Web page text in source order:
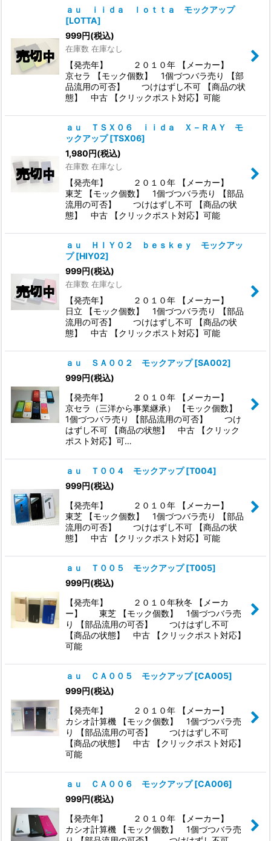
ａｕ ｉｉｄａ ｌｏｔｔａ モックアップ
[LOTTA]
999円(税込)
在庫数 在庫なし
【発売年】 ２０１０年 【メーカー】
京セラ 【モック個数】 1個づつバラ売り 【部
品流用の可否】 つけはずし不可 【商品の状
態】 中古 【クリックポスト対応】可能
ａｕ ＴＳＸ０６ ｉｉｄａ Ｘ－ＲＡＹ モ
ックアップ [TSX06]
1,980円(税込)
在庫数 在庫なし
【発売年】 ２０１０年 【メーカー】
東芝 【モック個数】 1個づつバラ売り 【部品
流用の可否】 つけはずし不可 【商品の状
態】 中古 【クリックポスト対応】可能
ａｕ ＨＩＹ０２ ｂｅｓｋｅｙ モックアッ
プ [HIY02]
999円(税込)
在庫数 在庫なし
【発売年】 ２０１０年 【メーカー】
日立 【モック個数】 1個づつバラ売り 【部品
流用の可否】 つけはずし不可 【商品の状
態】 中古 【クリックポスト対応】可能
ａｕ ＳＡ００２ モックアップ [SA002]
999円(税込)
【発売年】 ２０１０年 【メーカー】
京セラ（三洋から事業継承） 【モック個数】
1個づつバラ売り 【部品流用の可否】 つけ
はずし不可 【商品の状態】 中古 【クリック
ポスト対応】可…
ａｕ Ｔ００４ モックアップ [T004]
999円(税込)
【発売年】 ２０１０年 【メーカー】
東芝 【モック個数】 1個づつバラ売り 【部品
流用の可否】 つけはずし不可 【商品の状
態】 中古 【クリックポスト対応】可能
ａｕ Ｔ００５ モックアップ [T005]
999円(税込)
【発売年】 ２０１０年秋冬 【メーカ
ー】 東芝 【モック個数】 1個づつバラ売
り 【部品流用の可否】 つけはずし不可
【商品の状態】 中古 【クリックポスト対応】
可能
ａｕ ＣＡ００５ モックアップ [CA005]
999円(税込)
【発売年】 ２０１０年 【メーカー】
カシオ計算機 【モック個数】 1個づつバラ売
り 【部品流用の可否】 つけはずし不可
【商品の状態】 中古 【クリックポスト対応】
可能
ａｕ ＣＡ００６ モックアップ [CA006]
999円(税込)
【発売年】 ２０１０年 【メーカー】
カシオ計算機 【モック個数】 1個づつバラ売